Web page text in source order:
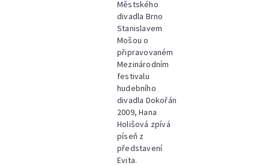
Městského
divadla Brno
Stanislavem
Mošou o
připravovaném
Mezinárodním
festivalu
hudebního
divadla Dokořán
2009, Hana
Holišová zpívá
píseň z
představení
Evita.